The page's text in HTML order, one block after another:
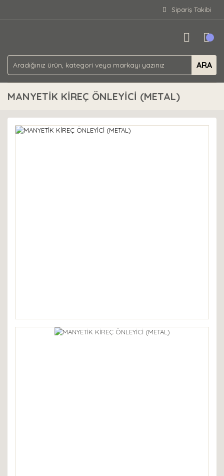
Sipariş Takibi
ARA
MANYETİK KİREÇ ÖNLEYİCİ (METAL)